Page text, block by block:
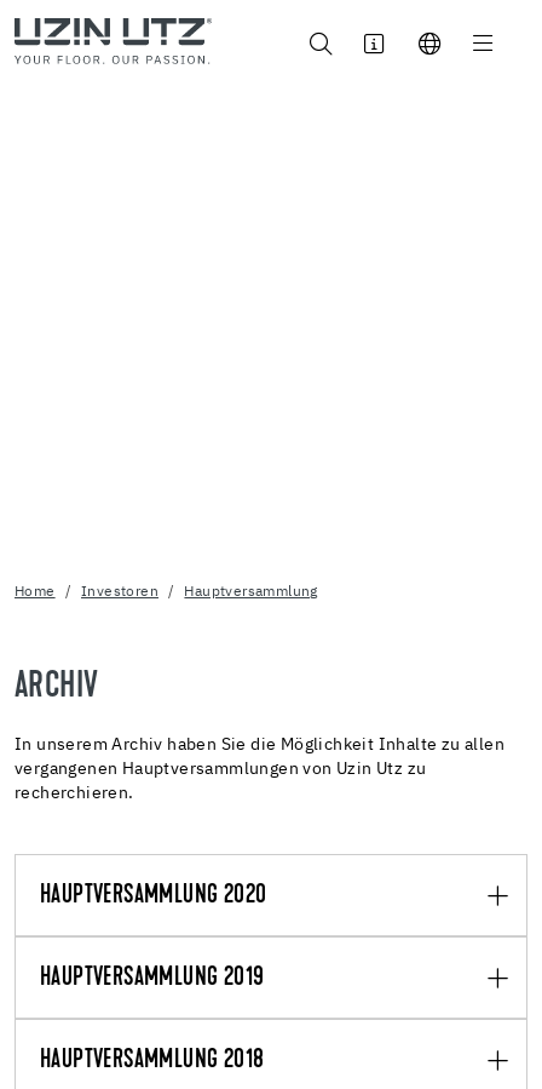
Home Investoren Hauptversammlung
ARCHIV
In unserem Archiv haben Sie die Möglichkeit Inhalte zu allen
vergangenen Hauptversammlungen von Uzin Utz zu
recherchieren.
HAUPTVERSAMMLUNG 2020
HAUPTVERSAMMLUNG 2019
HAUPTVERSAMMLUNG 2018